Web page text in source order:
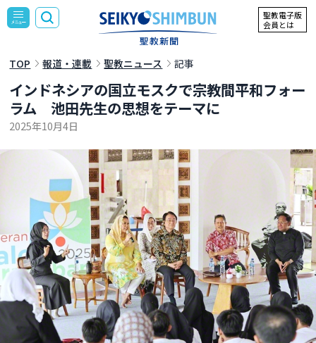
聖教電子版
会員とは
TOP 報道・連載 聖教ニュース 記事
インドネシアの国立モスクで宗教間平和フォー
ラム 池田先生の思想をテーマに
2025年10月4日